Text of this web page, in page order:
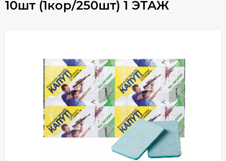
10шт (1кор/250шт) 1 ЭТАЖ